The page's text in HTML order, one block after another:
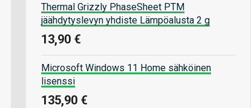
Thermal Grizzly PhaseSheet PTM
jäähdytyslevyn yhdiste Lämpöalusta 2 g
13,90 €
Microsoft Windows 11 Home sähköinen
lisenssi
135,90 €